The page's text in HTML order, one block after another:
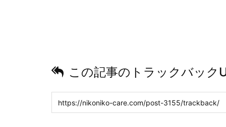
この記事のトラックバック